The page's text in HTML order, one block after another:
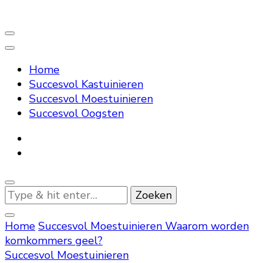
Succesvol Tuinieren
Home
Succesvol Kastuinieren
Succesvol Moestuinieren
Succesvol Oogsten
Op
zoek
naar
iets?
Home Succesvol Moestuinieren Waarom worden
komkommers geel?
Succesvol Moestuinieren